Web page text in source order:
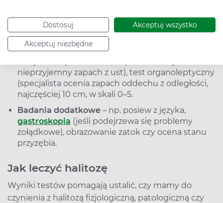
Dostosuj Akceptuj wszystko
Akceptuj niezbędne
Testy potwierdzające halitozę– lekarz (np.
stomatolog, laryngolog) wykonuje: test
halimetrem (urządzenie wykrywa stężenie
nieprzyjemny zapach z ust), test organoleptyczny
(specjalista ocenia zapach oddechu z odległości,
najczęściej 10 cm, w skali 0–5.
Badania dodatkowe – np. posiew z języka,
gastroskopia (jeśli podejrzewa się problemy
żołądkowe), obrazowanie zatok czy ocena stanu
przyzębia.
Jak leczyć halitozę
Wyniki testów pomagają ustalić, czy mamy do
czynienia z halitozą fizjologiczną, patologiczną czy